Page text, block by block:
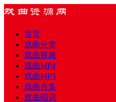
首页
戏曲分类
戏曲视频
戏曲MP4
戏曲MP3
戏曲合集
戏曲唱词